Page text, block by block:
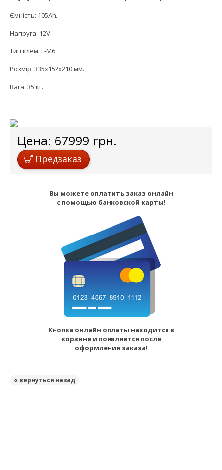
Ємність: 105Ah.
Напруга: 12V.
Тип клем: F-M6.
Розмір: 335х152х210 мм.
Вага: 35 кг.
Цена: 67999 грн.
Предзаказ
Вы можете оплатить заказ онлайн
с помощью банковской карты!
Кнопка онлайн оплаты находится в
корзине и появляется после
оформления заказа!
« вернуться назад